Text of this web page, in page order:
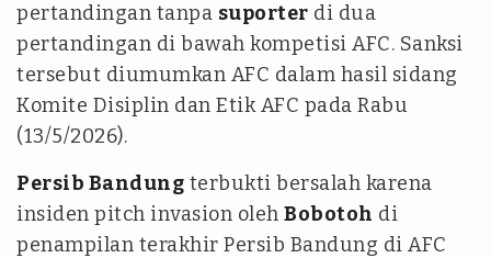
pertandingan tanpa suporter di dua
pertandingan di bawah kompetisi AFC. Sanksi
tersebut diumumkan AFC dalam hasil sidang
Komite Disiplin dan Etik AFC pada Rabu
(13/5/2026).
Persib Bandung terbukti bersalah karena
insiden pitch invasion oleh Bobotoh di
penampilan terakhir Persib Bandung di AFC